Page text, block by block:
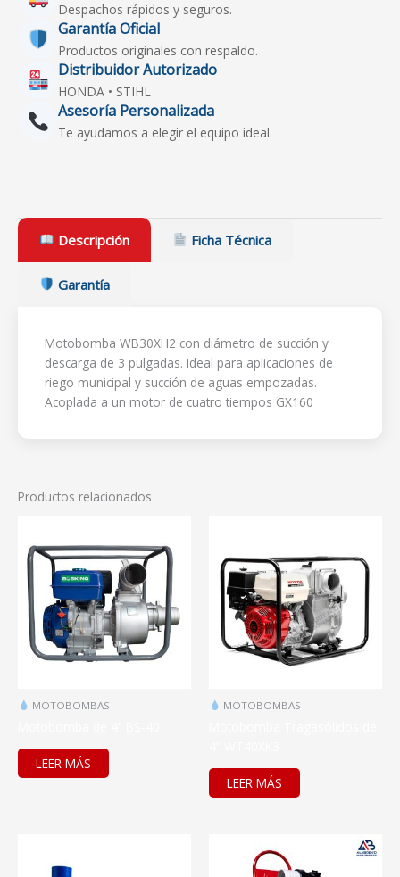
Despachos rápidos y seguros.
Garantía Oficial
Productos originales con respaldo.
Distribuidor Autorizado
HONDA • STIHL
Asesoría Personalizada
Te ayudamos a elegir el equipo ideal.
Descripción Ficha Técnica
Garantía
Motobomba WB30XH2 con diámetro de succión y
descarga de 3 pulgadas. Ideal para aplicaciones de
riego municipal y succión de aguas empozadas.
Acoplada a un motor de cuatro tiempos GX160
Productos relacionados
MOTOBOMBAS
LEER MÁS
MOTOBOMBAS
LEER MÁS